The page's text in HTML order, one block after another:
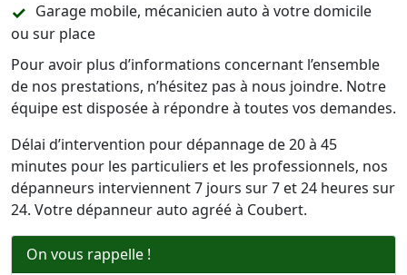
Garage mobile, mécanicien auto à votre domicile
ou sur place
Pour avoir plus d’informations concernant l’ensemble
de nos prestations, n’hésitez pas à nous joindre. Notre
équipe est disposée à répondre à toutes vos demandes.
Délai d’intervention pour dépannage de 20 à 45
minutes pour les particuliers et les professionnels, nos
dépanneurs interviennent 7 jours sur 7 et 24 heures sur
24. Votre dépanneur auto agréé à Coubert.
On vous rappelle !